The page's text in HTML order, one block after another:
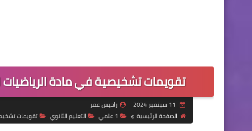
تقويمات تشخيصية في مادة الرياضيات
راحيس عمر
الصفحة الرئيسية
1 علمي التعليم الثانوي تقويمات